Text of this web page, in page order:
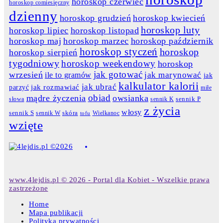
horoskop comiesięczny
dzienny horoskop grudzień horoskop kwiecień
horoskop lipiec horoskop listopad horoskop luty
horoskop maj horoskop marzec horoskop październik
horoskop sierpień horoskop styczeń horoskop
tygodniowyhoroskop weekendowy horoskop
wrzesień ile to gramów jak gotować jak marynować jak
parzyć jak rozmawiać jak ubrać kalkulator kalorii miłe
słowa mądre życzenia obiad owsianka sennik K sennik P
sennik S sennik W skóra tofu Wielkanoc włosy z życia
wzięte
www.4lejdis.pl © 2026 - Portal dla Kobiet - Wszelkie prawa
zastrzeżone
Home
Mapa publikacji
Polityka prywatności